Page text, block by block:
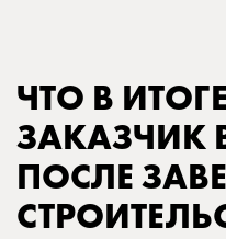
ЧТО В
ЗАКАЗЧИК
ПОСЛЕ